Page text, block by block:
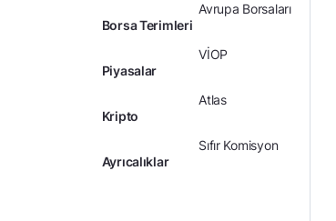
Borsa Terimleri
Piyasalar
Kripto
Ayrıcalıklar
Avrupa Borsaları
VİOP
Atlas
Sıfır Komisyon